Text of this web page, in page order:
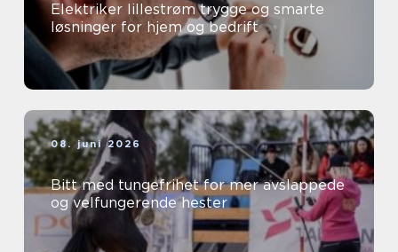
Elektriker lillestrøm trygge og smarte
løsninger for hjem og bedrift
08. juni 2026
Bitt med tungefrihet for mer avslappede
og velfungerende hester